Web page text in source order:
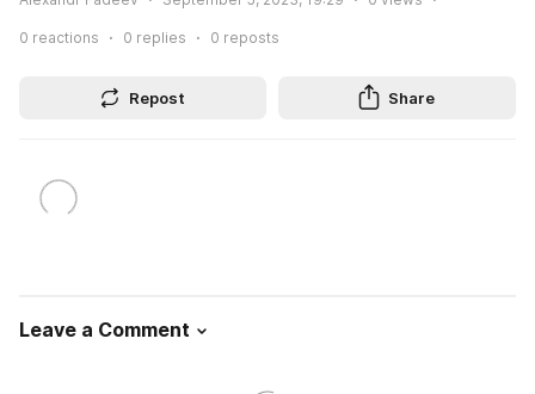
0 reactions 0 replies 0 reposts
Repost Share
Leave a Comment